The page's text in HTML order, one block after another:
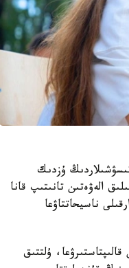
ۇزدىك
الەۋەتىن تانىتىپ قانا
ناسيحاتتاۋعا
ۇلتتىق